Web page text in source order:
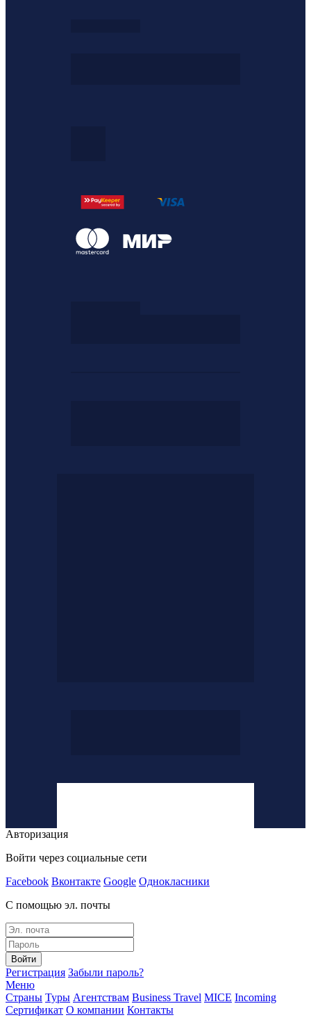
Авторизация
Войти через социальные сети
Facebook Вконтакте Google Однокласники
С помощью эл. почты
Войти
Регистрация Забыли пароль?
Меню
Страны Туры Агентствам Business Travel MICE Incoming
Сертификат О компании Контакты